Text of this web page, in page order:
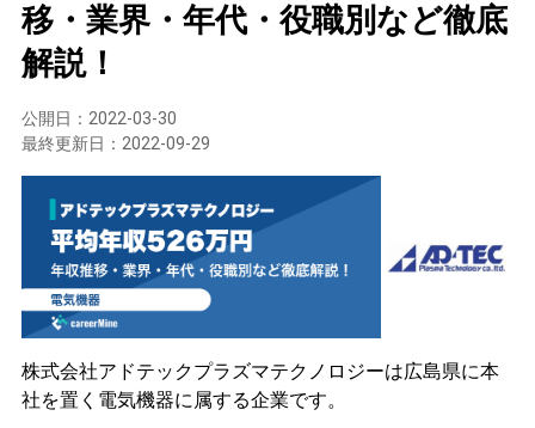
移・業界・年代・役職別など徹底
解説！
公開日： 2022-03-30
最終更新日： 2022-09-29
株式会社アドテックプラズマテクノロジーは広島県に本
社を置く電気機器に属する企業です。